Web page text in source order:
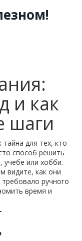
и как
шаги
для тех, кто
способ решить
или хобби.
видите, как они
ручного
время и